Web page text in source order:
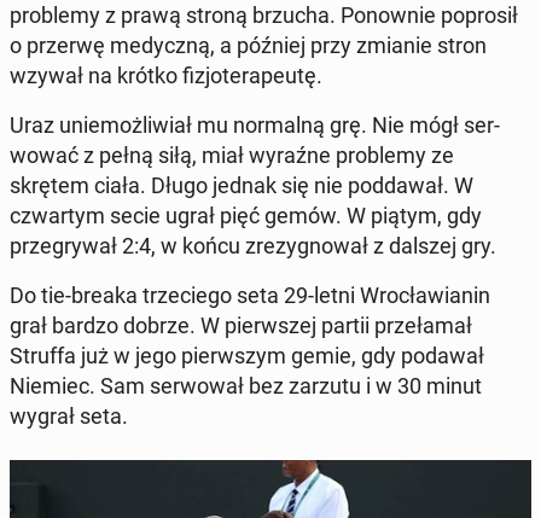
prob­le­my z prawą stroną brzucha. Ponown­ie poprosił
o przerwę me­dy­czną, a później przy zmianie stron
wzywał na krótko fizjoter­apeutę.
Uraz uniemożli­wiał mu nor­mal­ną grę. Nie mógł ser­
wować z pełną siłą, miał wyraźne prob­le­my ze
skrętem ciała. Długo jednak się nie pod­dawał. W
czwartym secie ugrał pięć gemów. W piątym, gdy
prze­gry­wał 2:4, w końcu zrezyg­nował z dalszej gry.
Do tie-breaka trze­ciego seta 29-letni Wrocław­ian­in
grał bardzo dobrze. W pier­wszej partii przeła­mał
Struffa już w jego pier­wszym gemie, gdy podawał
Niemiec. Sam ser­wował bez zarzutu i w 30 minut
wygrał seta.